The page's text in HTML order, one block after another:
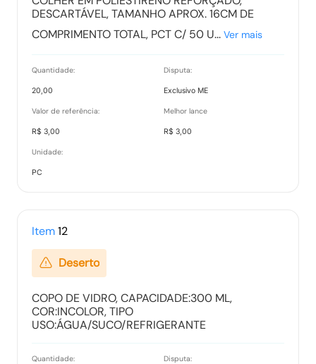
DESCARTÁVEL, TAMANHO APROX. 16CM DE
COMPRIMENTO TOTAL, PCT C/ 50 U... Ver mais
Quantidade:
20,00
Disputa:
Exclusivo ME
Valor de referência:
R$ 3,00
Melhor lance
R$ 3,00
Unidade:
PC
Item12
Deserto
COPO DE VIDRO, CAPACIDADE:300 ML,
COR:INCOLOR, TIPO
USO:ÁGUA/SUCO/REFRIGERANTE
Quantidade: Disputa: